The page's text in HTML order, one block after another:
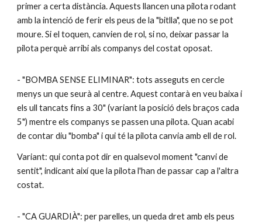
primer a certa distància. Aquests llancen una pilota rodant
amb la intenció de ferir els peus de la "bitlla", que no se pot
moure. Si el toquen, canvien de rol, si no, deixar passar la
pilota perquè arribi als companys del costat oposat.
- "BOMBA SENSE ELIMINAR": tots asseguts en cercle
menys un que seurà al centre. Aquest contarà en veu baixa i
els ull tancats fins a 30" (variant la posició dels braços cada
5") mentre els companys se passen una pilota. Quan acabi
de contar diu "bomba" i qui té la pilota canvia amb ell de rol.
Variant: qui conta pot dir en qualsevol moment "canvi de
sentit", indicant així que la pilota l'han de passar cap a l'altra
costat.
- "CA GUARDIÀ": per parelles, un queda dret amb els peus